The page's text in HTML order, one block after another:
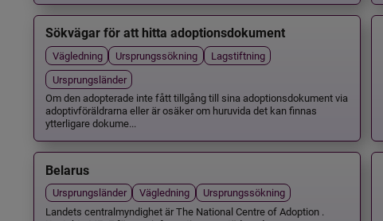
Sökvägar för att hitta adoptionsdokument
Vägledning Ursprungssökning
Lagstiftning
Ursprungsländer
Om den adopterade inte fått tillgång till sina adoptionsdokument via
adoptivföräldrarna eller är osäker om huruvida det kan finnas
ytterligare dokume...
Belarus
Ursprungsländer Vägledning
Ursprungssökning
Landets centralmyndighet är The National Centre of Adoption .